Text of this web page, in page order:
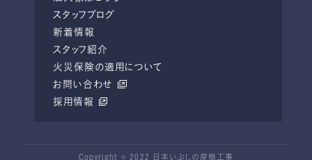
スタッフブログ
新着情報
スタッフ紹介
火災保険の適用について
お問い合わせ
採用情報
Copyright © 2022 日本いぶしの屋根工事